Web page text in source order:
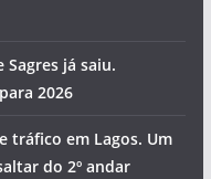
já saiu.
2026
tráfico em Lagos. Um
do 2º andar